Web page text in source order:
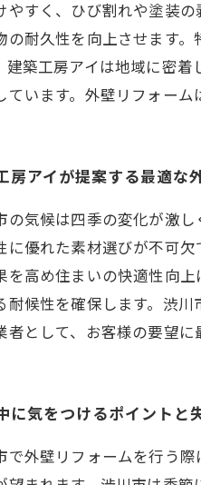
やすく、ひび割れや塗装
の耐久性を向上させます
建築工房アイは地域に密
ています。外壁リフォー
房アイが提案する最適な
の気候は四季の変化が激
に優れた素材選びが不可
を高め住まいの快適性向
耐候性を確保します。渋
者として、お客様の要望
に気をつけるポイントと
で外壁リフォームを行う